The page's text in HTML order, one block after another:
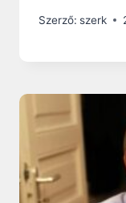
Szerző: szerk